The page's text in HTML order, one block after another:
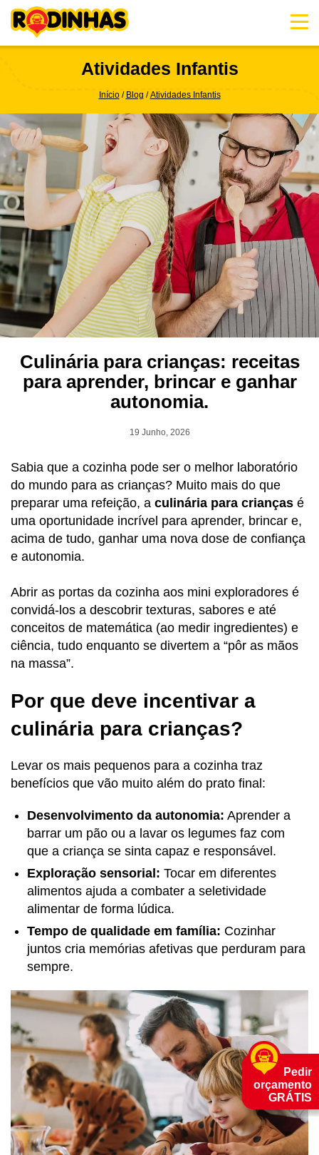
content
Atividades Infantis
Início Blog Atividades Infantis
Culinária para crianças: receitas
para aprender, brincar e ganhar
autonomia.
19 Junho, 2026
Sabia que a cozinha pode ser o melhor laboratório
do mundo para as crianças? Muito mais do que
preparar uma refeição, a culinária para crianças é
uma oportunidade incrível para aprender, brincar e,
acima de tudo, ganhar uma nova dose de confiança
e autonomia.
Abrir as portas da cozinha aos mini exploradores é
convidá-los a descobrir texturas, sabores e até
conceitos de matemática (ao medir ingredientes) e
ciência, tudo enquanto se divertem a “pôr as mãos
na massa”.
Por que deve incentivar a
culinária para crianças?
Levar os mais pequenos para a cozinha traz
benefícios que vão muito além do prato final:
Desenvolvimento da autonomia: Aprender a
barrar um pão ou a lavar os legumes faz com
que a criança se sinta capaz e responsável.
Exploração sensorial: Tocar em diferentes
alimentos ajuda a combater a seletividade
alimentar de forma lúdica.
Tempo de qualidade em família: Cozinhar
juntos cria memórias afetivas que perduram para
sempre.
Pedir
orçamento
GRÁTIS